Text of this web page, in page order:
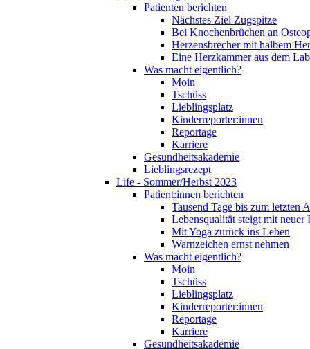
Patienten berichten
Nächstes Ziel Zugspitze
Bei Knochenbrüchen an
Herzensbrecher mit halbem
Eine Herzkammer aus dem
Was macht eigentlich?
Moin
Tschüss
Lieblingsplatz
Kinderreporter:innen
Reportage
Karriere
Gesundheitsakademie
Lieblingsrezept
Life - Sommer/Herbst 2023
Patient:innen berichten
Tausend Tage bis zum letzten
Lebensqualität steigt mit neuer
Mit Yoga zurück ins Leben
Warnzeichen ernst nehmen
Was macht eigentlich?
Moin
Tschüss
Lieblingsplatz
Kinderreporter:innen
Reportage
Karriere
Gesundheitsakademie